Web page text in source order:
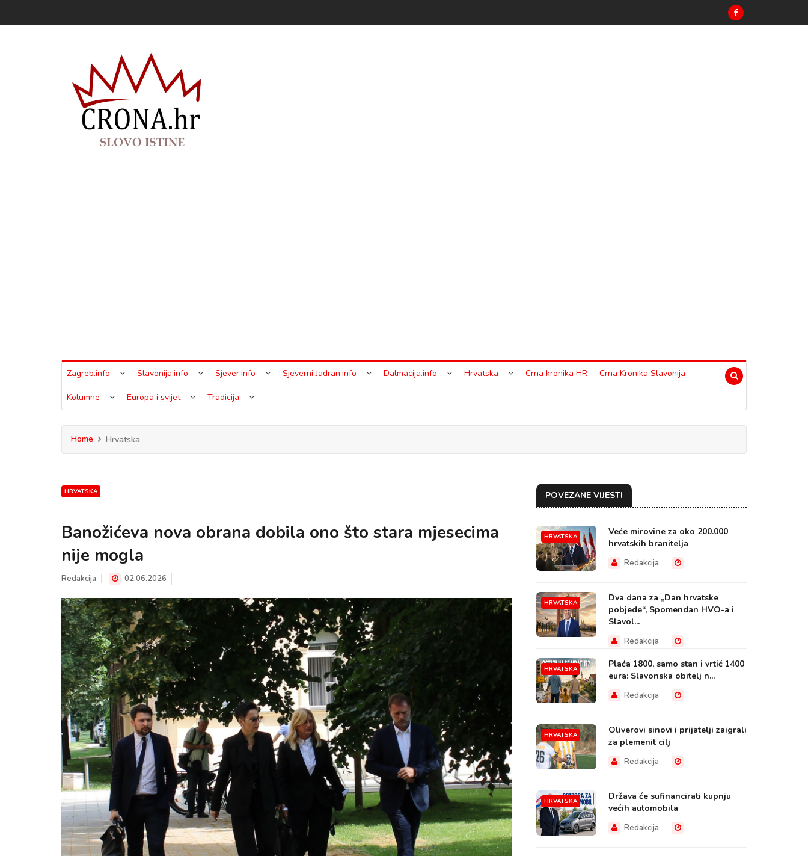
Zagreb.info Slavonija.info Sjever.info Sjeverni Jadran.info Dalmacija.info Hrvatska Crna kronika HR Crna Kronika Slavonija
Kolumne Europa i svijet Tradicija
Home Hrvatska
HRVATSKA
Banožićeva nova obrana dobila ono što stara mjesecima
nije mogla
Redakcija 02.06.2026
POVEZANE VIJESTI
HRVATSKA
Veće mirovine za oko 200.000
hrvatskih branitelja
Redakcija
HRVATSKA
Dva dana za „Dan hrvatske
pobjede“, Spomendan HVO-a i
Slavol...
Redakcija
HRVATSKA
Plaća 1800, samo stan i vrtić 1400
eura: Slavonska obitelj n...
Redakcija
HRVATSKA
Oliverovi sinovi i prijatelji zaigrali
za plemenit cilj
Redakcija
HRVATSKA
Država će sufinancirati kupnju
većih automobila
Redakcija